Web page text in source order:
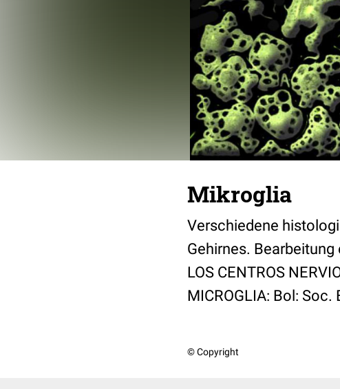
Mikroglia
Verschiedene
Gehirnes. Bearbeitung
LOS CENTROS
MICROGLIA: Bol: Soc.
© Copyright